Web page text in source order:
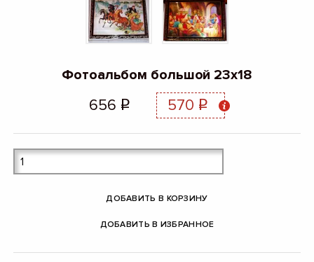
Фотоальбом большой 23x18
656 q 570 q
ДОБАВИТЬ В КОРЗИНУ
ДОБАВИТЬ В ИЗБРАННОЕ